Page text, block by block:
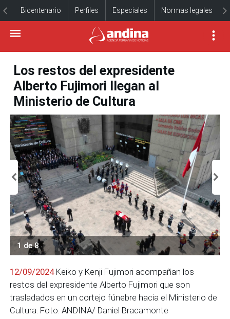
Bicentenario Perfiles Especiales Normas legales
Los restos del expresidente
Alberto Fujimori llegan al
Ministerio de Cultura
1 de 8
12/09/2024Keiko y Kenji Fujimori acompañan los
restos del expresidente Alberto Fujimori que son
trasladados en un cortejo fúnebre hacia el Ministerio de
Cultura. Foto: ANDINA/ Daniel Bracamonte